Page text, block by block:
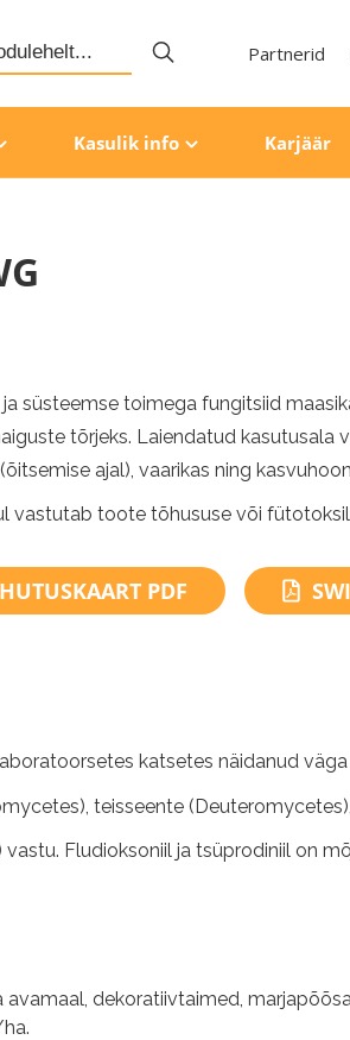
Partnerid
Kasulik info Karjäär
süsteemse toimega fungitsiid
tõrjeks. Laiendatud kasutusala
ajal), vaarikas ning
vastutab toote tõhususe või
PDF
katsetes näidanud
teisseente
Fludioksoniil ja tsüprodiniil on
avamaal, dekoratiivtaimed,